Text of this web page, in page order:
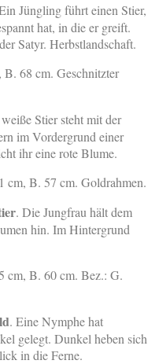
Jüngling führt einen Stier,
hat, in die er greift.
Satyr. Herbstlandschaft.
68 cm. Geschnitzter
Stier steht mit der
im Vordergrund einer
ihr eine rote Blume.
cm, B. 57 cm. Goldrahmen.
. Die Jungfrau hält dem
hin. Im Hintergrund
cm, B. 60 cm. Bez.: G.
. Eine Nymphe hat
gelegt. Dunkel heben sich
in die Ferne.